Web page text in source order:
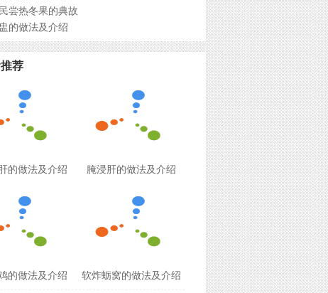
尝热冬果的典故
的做法及介绍
荐
的做法及介绍 腌浸肝的做法及介绍
的做法及介绍 软炸蛎窝的做法及介绍